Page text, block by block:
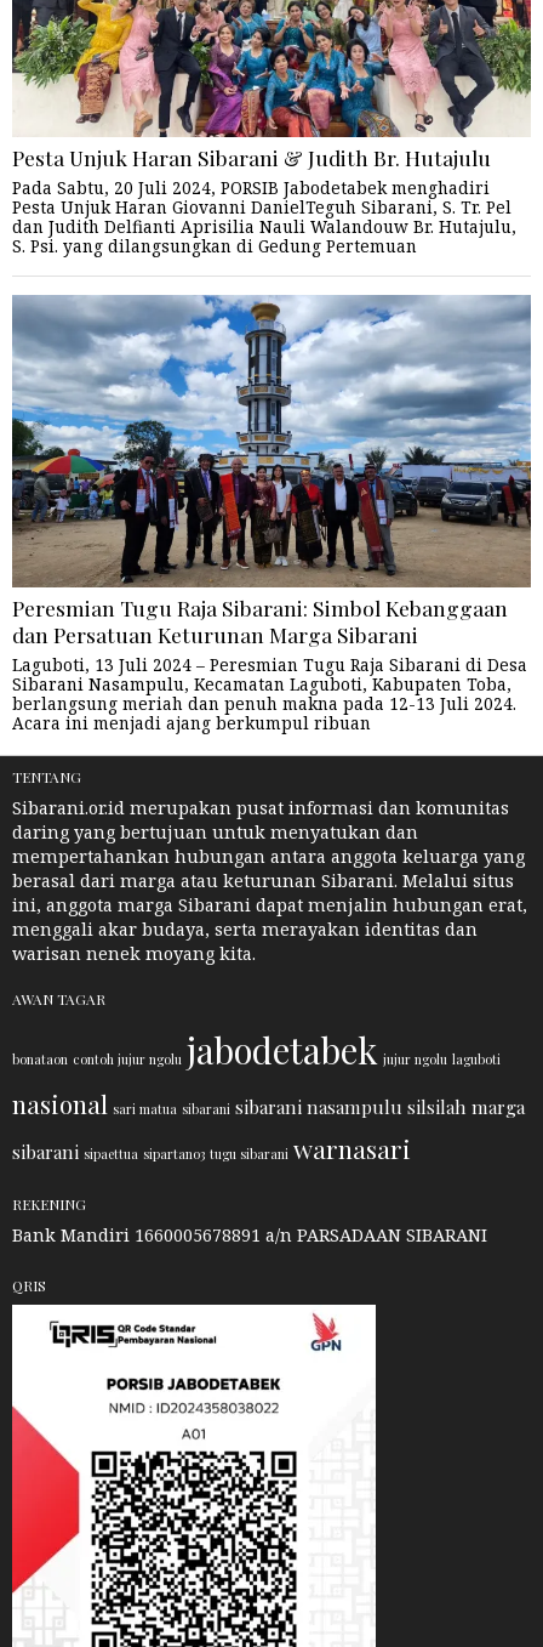
Pesta Unjuk Haran Sibarani & Judith Br. Hutajulu
Pada Sabtu, 20 Juli 2024, PORSIB Jabodetabek menghadiri
Pesta Unjuk Haran Giovanni DanielTeguh Sibarani, S. Tr. Pel
dan Judith Delfianti Aprisilia Nauli Walandouw Br. Hutajulu,
S. Psi. yang dilangsungkan di Gedung Pertemuan
Peresmian Tugu Raja Sibarani: Simbol Kebanggaan
dan Persatuan Keturunan Marga Sibarani
Laguboti, 13 Juli 2024 – Peresmian Tugu Raja Sibarani di Desa
Sibarani Nasampulu, Kecamatan Laguboti, Kabupaten Toba,
berlangsung meriah dan penuh makna pada 12-13 Juli 2024.
Acara ini menjadi ajang berkumpul ribuan
TENTANG
Sibarani.or.id merupakan pusat informasi dan komunitas
daring yang bertujuan untuk menyatukan dan
mempertahankan hubungan antara anggota keluarga yang
berasal dari marga atau keturunan Sibarani. Melalui situs
ini, anggota marga Sibarani dapat menjalin hubungan erat,
menggali akar budaya, serta merayakan identitas dan
warisan nenek moyang kita.
AWAN TAGAR
bonataon contoh jujur ngolu jabodetabek jujur ngolu laguboti
nasional sari matua sibarani sibarani nasampulu silsilah marga
sibarani sipaettua sipartano3 tugu sibarani warnasari
REKENING
Bank Mandiri 1660005678891 a/n PARSADAAN SIBARANI
QRIS